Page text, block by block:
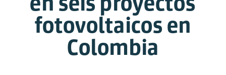
fotovoltaicos en
Colombia